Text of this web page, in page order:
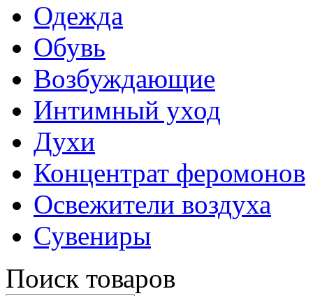
Одежда
Обувь
Возбуждающие
Интимный уход
Духи
Концентрат феромонов
Освежители воздуха
Сувениры
Поиск товаров